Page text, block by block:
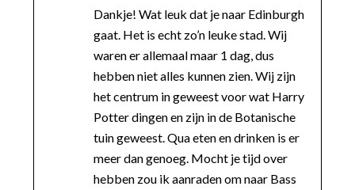
Dankje! Wat leuk dat je naar Edinburgh
gaat. Het is echt zo’n leuke stad. Wij
waren er allemaal maar 1 dag, dus
hebben niet alles kunnen zien. Wij zijn
het centrum in geweest voor wat Harry
Potter dingen en zijn in de Botanische
tuin geweest. Qua eten en drinken is er
meer dan genoeg. Mocht je tijd over
hebben zou ik aanraden om naar Bass